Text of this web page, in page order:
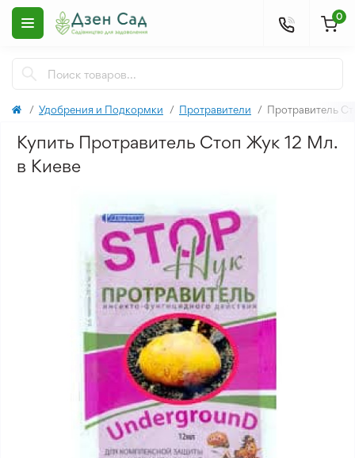
0
Удобрения и Подкормки Протравители Протравитель
Купить Протравитель Стоп Жук 12 Мл.
в Киеве